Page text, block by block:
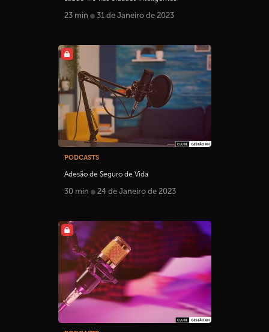
23 min 31 de Janeiro de 2023
PODCASTS
Adesão de Seguro de Vida
30 min 24 de Janeiro de 2023